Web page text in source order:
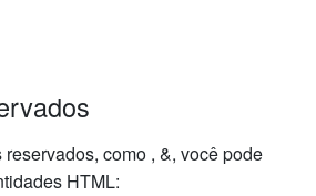
como , &, você pode
HTML: